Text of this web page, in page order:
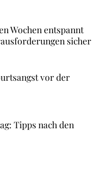
Wochen entspannt
sicher
vor der
Tipps nach den